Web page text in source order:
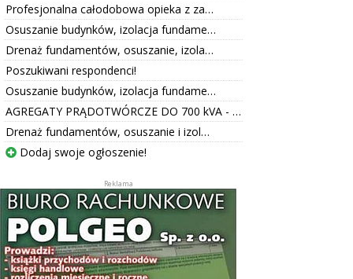
Profesjonalna całodobowa opieka z za…
Osuszanie budynków, izolacja fundame…
Drenaż fundamentów, osuszanie, izola…
Poszukiwani respondenci!
Osuszanie budynków, izolacja fundame…
AGREGATY PRĄDOTWÓRCZE DO 700 kVA - …
Drenaż fundamentów, osuszanie i izol…
Dodaj swoje ogłoszenie!